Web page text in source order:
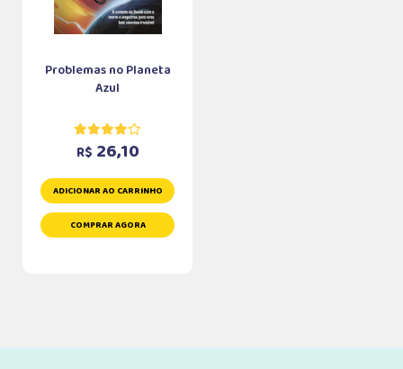
Problemas no Planeta
Azul
R$ 26,10
ADICIONAR AO CARRINHO
COMPRAR AGORA